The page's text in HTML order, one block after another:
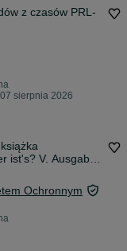
z czasów PRL-
sierpnia 2026
ist's? V. Ausgabe
Ochronnym